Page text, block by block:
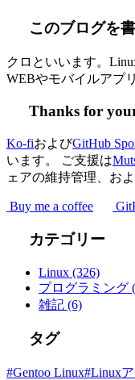
このブログを
クロといいます。
WEBやモバイルアプ
Thanks for
Ko-fiおよびGitHub
います。 ご支援は
ェアの維持管理、お
Buy me a coffee
カテゴリー
Linux (326)
プログラミング
雑記 (6)
タグ
#Gentoo Linux#Linuxア